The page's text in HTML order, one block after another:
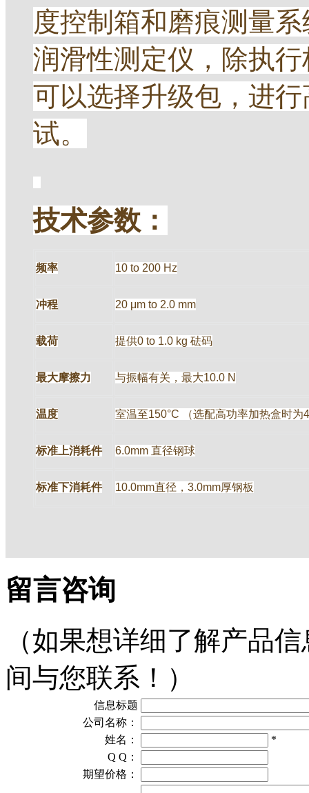
度控制箱和磨痕测量
润滑性测定仪，除执
可以选择升级包，进
试。
技术参数：
频率 10 to 200 Hz
冲程 20 μm to 2.0 mm
载荷 提供0 to 1.0 kg 砝码
最大摩擦力 与振幅有关，最大10.0 N
温度 室温至150°C （选配高功率加热盒时为
标准上消耗件 6.0mm 直径钢球
标准下消耗件 10.0mm直径，3.0mm厚钢板
留言咨询
（如果想详细了解产品
间与您联系！）
信息标题
公司名称：
姓名：
*
Q Q：
期望价格：